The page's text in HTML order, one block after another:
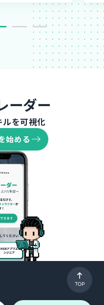
ーダー
ルを可視化
始める